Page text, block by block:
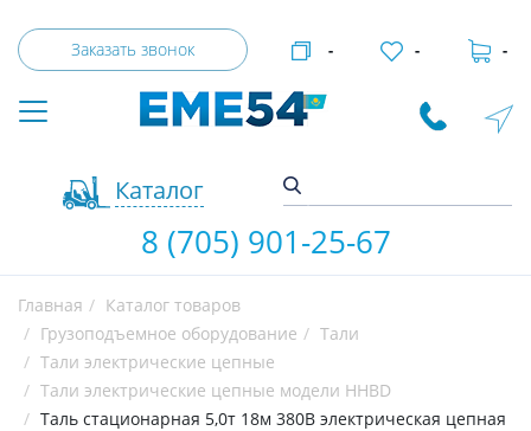
Заказать звонок
Каталог
- - -
8 (705) 901-25-67
Главная
Каталог товаров
Грузоподъемное оборудование
Тали
Тали электрические цепные
Тали электрические цепные модели HHBD
Таль стационарная 5,0т 18м 380В электрическая цепная